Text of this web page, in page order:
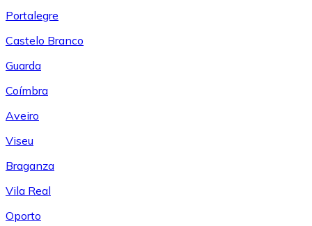
Portalegre
Castelo Branco
Guarda
Coímbra
Aveiro
Viseu
Braganza
Vila Real
Oporto